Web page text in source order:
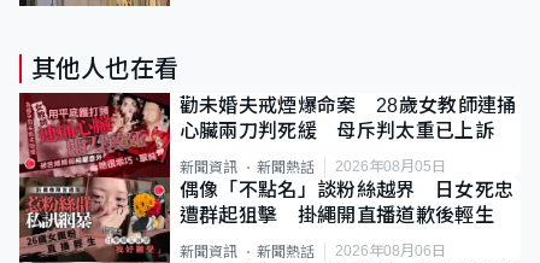
其他人也在看
勸未婚夫戒煙爆命案 28歲女教師連捅
心臟兩刀判死緩 母斥判太重已上訴
新聞資訊 新聞熱話 2026年08月05日
偶像「不點名」談粉絲越界 日女死忠
遭群起狙擊 掛繩開直播道歉後輕生
新聞資訊 新聞熱話 2026年08月06日